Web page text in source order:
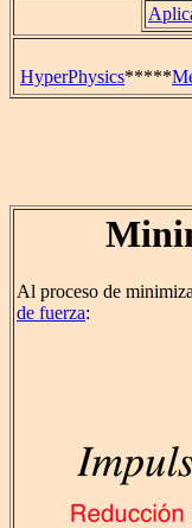
HyperPhysics*****
Al proceso de
de fuerza: